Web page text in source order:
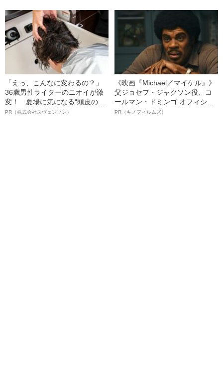
「えっ、こんなに変わるの？」
36歳男性ライターのニオイが激
変！ 夏場に気になる“頭皮のニ
オイ”や“ベタつき”を解消す
PR（株式会社スヴェンソン）
《映画『Michael／マイケル』》
父ジョセフ・ジャクソン役、コ
ールマン・ドミンゴ オフィシャ
ルインタビュー“観客を魅了した
PR（キノフィルムズ）